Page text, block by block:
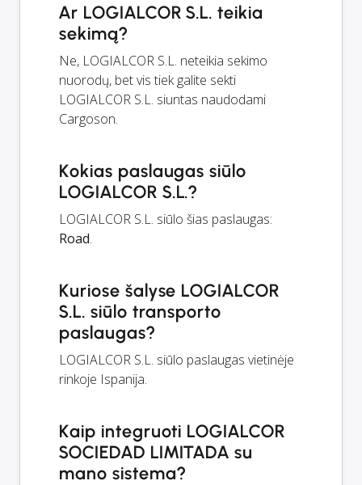
Ar LOGIALCOR S.L. teikia
sekimą?
Ne, LOGIALCOR S.L. neteikia sekimo
nuorodų, bet vis tiek galite sekti
LOGIALCOR S.L. siuntas naudodami
Cargoson.
Kokias paslaugas siūlo
LOGIALCOR S.L.?
LOGIALCOR S.L. siūlo šias paslaugas:
Road.
Kuriose šalyse LOGIALCOR
S.L. siūlo transporto
paslaugas?
LOGIALCOR S.L. siūlo paslaugas vietinėje
rinkoje Ispanija.
Kaip integruoti LOGIALCOR
SOCIEDAD LIMITADA su
mano sistema?